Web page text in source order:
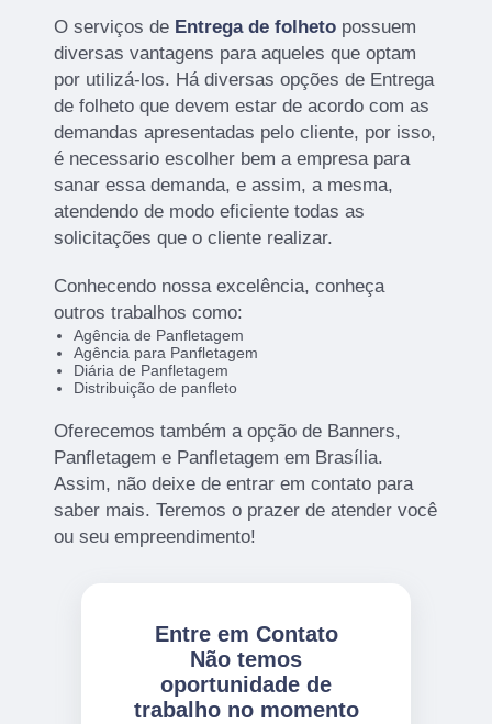
O serviços de Entrega de folheto possuem
diversas vantagens para aqueles que optam
por utilizá-los. Há diversas opções de Entrega
de folheto que devem estar de acordo com as
demandas apresentadas pelo cliente, por isso,
é necessario escolher bem a empresa para
sanar essa demanda, e assim, a mesma,
atendendo de modo eficiente todas as
solicitações que o cliente realizar.
Conhecendo nossa excelência, conheça
outros trabalhos como:
Agência de Panfletagem
Agência para Panfletagem
Diária de Panfletagem
Distribuição de panfleto
Oferecemos também a opção de Banners,
Panfletagem e Panfletagem em Brasília.
Assim, não deixe de entrar em contato para
saber mais. Teremos o prazer de atender você
ou seu empreendimento!
Entre em Contato
Não temos
oportunidade de
trabalho no momento